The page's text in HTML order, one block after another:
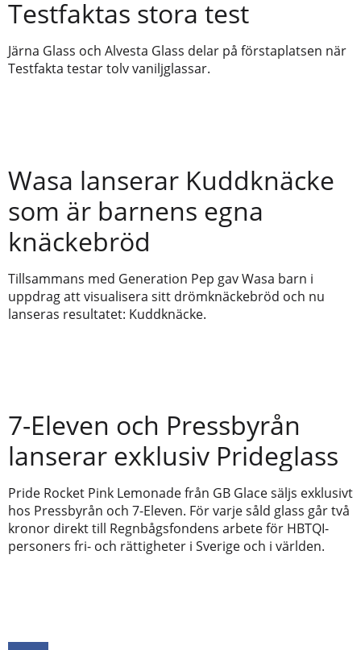
Testfaktas stora test
Järna Glass och Alvesta Glass delar på förstaplatsen när
Testfakta testar tolv vaniljglassar.
Wasa lanserar Kuddknäcke
som är barnens egna
knäckebröd
Tillsammans med Generation Pep gav Wasa barn i
uppdrag att visualisera sitt drömknäckebröd och nu
lanseras resultatet: Kuddknäcke.
7-Eleven och Pressbyrån
lanserar exklusiv Prideglass
Pride Rocket Pink Lemonade från GB Glace säljs exklusivt
hos Pressbyrån och 7-Eleven. För varje såld glass går två
kronor direkt till Regnbågsfondens arbete för HBTQI-
personers fri- och rättigheter i Sverige och i världen.